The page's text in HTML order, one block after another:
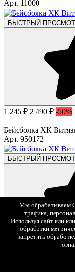
Арт. 11000
БЫСТРЫЙ
1 245 ₽ 2 490 ₽ -50%
Бейсболка ХК
Арт. 950172
БЫСТРЫЙ
-50%
Бейсболка ХК
Мы обрабатываем
трафика,
Используя сайт или
обработки
запретить